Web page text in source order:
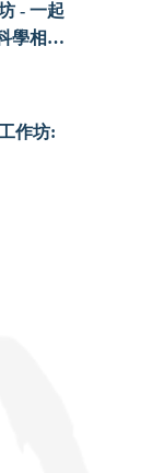
- 一起
學相遇
作坊: